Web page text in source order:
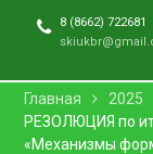
В
8 (8662) 722681
Главная 2025
РЕЗОЛЮЦИЯ по
«Механизмы